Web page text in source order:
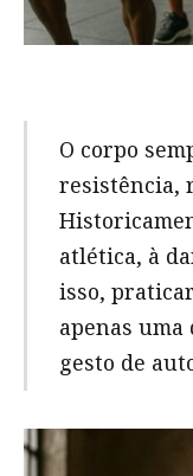
O corpo
resistência,
atlética, à
isso,
apenas uma
gesto de